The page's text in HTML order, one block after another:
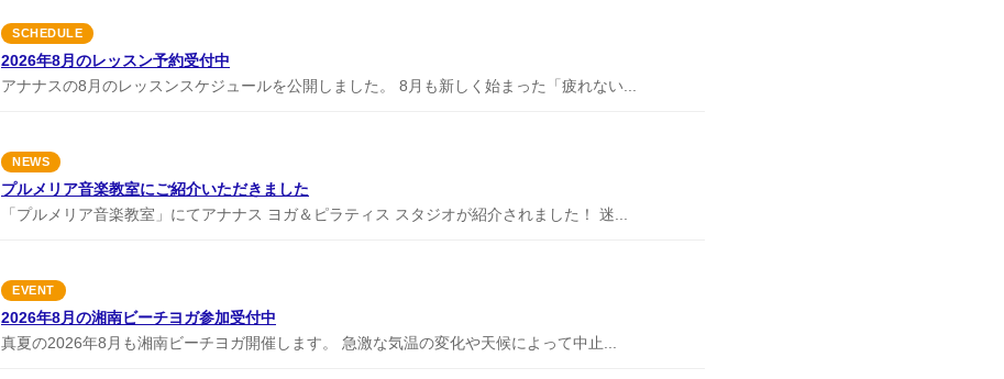
SCHEDULE
2026年8月のレッスン予約受付中
アナナスの8月のレッスンスケジュールを公開しました。 8月も新しく始まった「疲れない...
NEWS
プルメリア音楽教室にご紹介いただきました
「プルメリア音楽教室」にてアナナス ヨガ＆ピラティス スタジオが紹介されました！ 迷...
EVENT
2026年8月の湘南ビーチヨガ参加受付中
真夏の2026年8月も湘南ビーチヨガ開催します。 急激な気温の変化や天候によって中止...